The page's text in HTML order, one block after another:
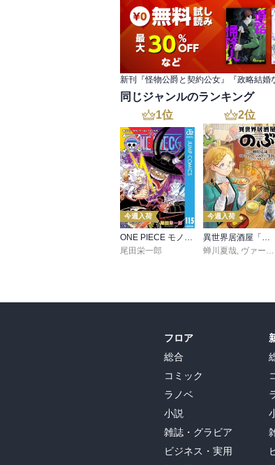
同じジャンルのランキング
1位
今週入荷
尾田栄一郎
2位
今週入荷
蝉川夏哉, ヴァージニア二等兵
フロア
総合
コミック
ラノベ
小説
雑誌・グラビア
ビジネス・実用